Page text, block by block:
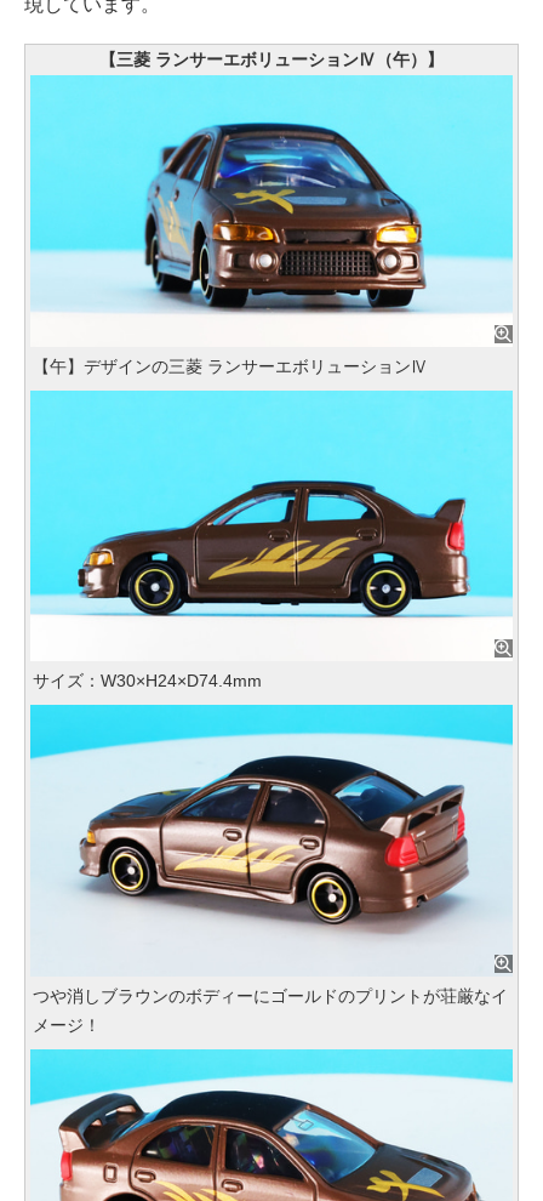
【三菱 ランサーエボリューションⅣ（午）】
【午】デザインの三菱 ランサーエボリューションⅣ
サイズ：W30×H24×D74.4mm
つや消しブラウンのボディーにゴールドのプリントが荘厳なイ
メージ！